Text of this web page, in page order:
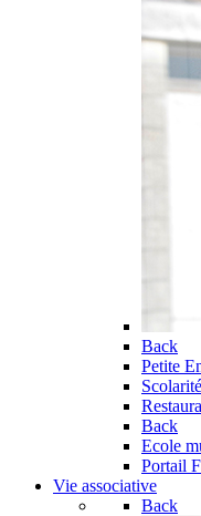
Back
Petite
Scolarité
Back
Ecole
Portail
Vie associative
Back